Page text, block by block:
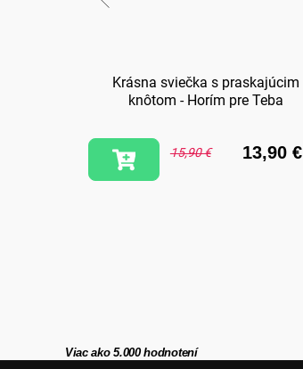
Krásna sviečka s praskajúcim
knôtom - Horím pre Teba
15,90 € 13,90 €
Viac ako 5.000 hodnotení